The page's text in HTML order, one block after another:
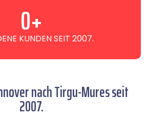
KUNDEN SEIT 2007.
0+
nach Tirgu-Mures seit
2007.